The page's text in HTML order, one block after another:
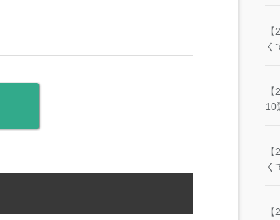
く
10
く